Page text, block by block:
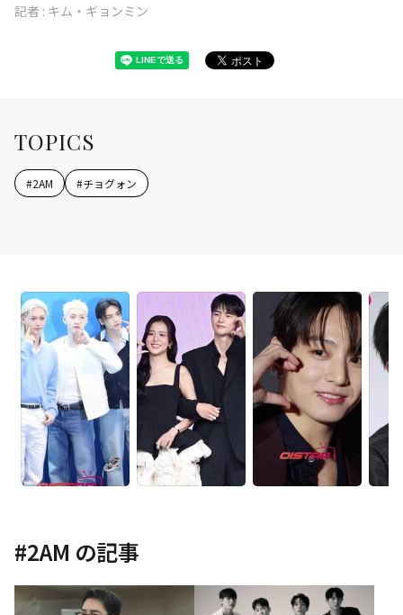
記者 : キム・ギョンミン
TOPICS
#2AM #チョグォン
#2AM の記事